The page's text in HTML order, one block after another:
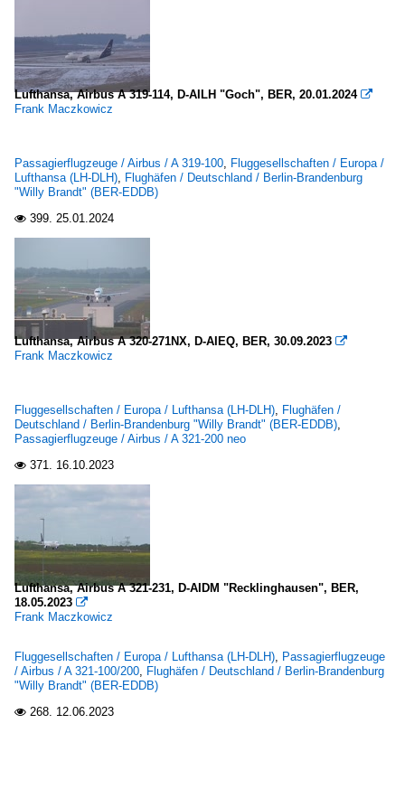
Lufthansa, Airbus A 319-114, D-AILH "Goch", BER, 20.01.2024 
Frank Maczkowicz
Passagierflugzeuge / Airbus / A 319-100, Fluggesellschaften / Europa /
Lufthansa (LH-DLH), Flughäfen / Deutschland / Berlin-Brandenburg
"Willy Brandt" (BER-EDDB)
 399. 25.01.2024
Lufthansa, Airbus A 320-271NX, D-AIEQ, BER, 30.09.2023 
Frank Maczkowicz
Fluggesellschaften / Europa / Lufthansa (LH-DLH), Flughäfen /
Deutschland / Berlin-Brandenburg "Willy Brandt" (BER-EDDB),
Passagierflugzeuge / Airbus / A 321-200 neo
 371. 16.10.2023
Lufthansa, Airbus A 321-231, D-AIDM "Recklinghausen", BER,
18.05.2023 
Frank Maczkowicz
Fluggesellschaften / Europa / Lufthansa (LH-DLH), Passagierflugzeuge
/ Airbus / A 321-100/200, Flughäfen / Deutschland / Berlin-Brandenburg
"Willy Brandt" (BER-EDDB)
 268. 12.06.2023